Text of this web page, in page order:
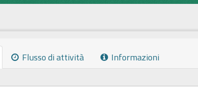
Flusso di attività Informazioni